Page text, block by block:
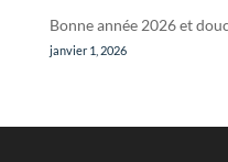
Bonne année 2026 et
janvier 1, 2026